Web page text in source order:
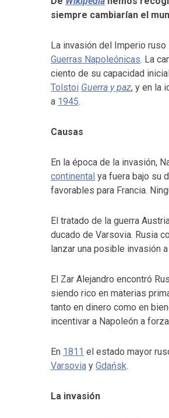
siempre cambiarían el
La invasión del Imperio ruso
Guerras Napoleónicas. La
ciento de su capacidad
Tolstoi Guerra y paz, y en la
a 1945.
Causas
En la época de la invasión,
continental ya fuera bajo su
favorables para Francia.
El tratado de la guerra
ducado de Varsovia. Rusia
lanzar una posible invasión a
El Zar Alejandro encontró
siendo rico en materias
tanto en dinero como en
incentivar a Napoleón a
En 1811 el estado mayor
Varsovia y Gdańsk.
La invasión